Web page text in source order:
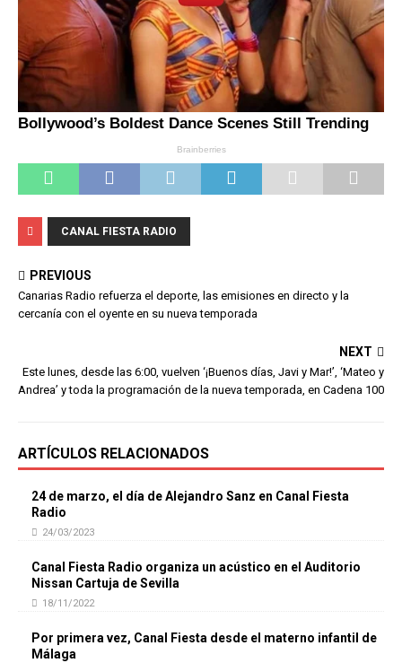
CANAL FIESTA RADIO
PREVIOUS
Canarias Radio refuerza el deporte, las emisiones en directo y la
cercanía con el oyente en su nueva temporada
NEXT
Este lunes, desde las 6:00, vuelven ‘¡Buenos días, Javi y Mar!’, ‘Mateo y
Andrea’ y toda la programación de la nueva temporada, en Cadena 100
ARTÍCULOS RELACIONADOS
24 de marzo, el día de Alejandro Sanz en Canal Fiesta
Radio
24/03/2023
Canal Fiesta Radio organiza un acústico en el Auditorio
Nissan Cartuja de Sevilla
18/11/2022
Por primera vez, Canal Fiesta desde el materno infantil de
Málaga